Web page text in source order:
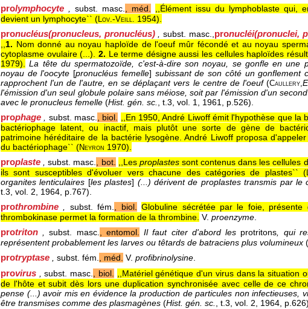
prolymphocyte , subst. masc., méd. ,,Élément issu du lymphoblaste qui,
devient un lymphocyte`` (Lov.-Veill. 1954).
pronucléus(pronucleus, pronucléus) , subst. masc.,pronucléi(pronuclei,
,,1. Nom donné au noyau haploïde de l'oeuf mûr fécondé et au noyau
cytoplasme ovulaire (...). 2. Le terme désigne aussi les cellules haploïdes
1979). La tête du spermatozoïde, c'est-à-dire son noyau, se gonfle en une
noyau de l'oocyte [pronucléus femelle] subissant de son côté un gonflement
rapprochent l'un de l'autre, en se déplaçant vers le centre de l'oeuf(Caullery,
l'émission d'un seul globule polaire sans méiose, soit par l'émission d'un
avec le pronucleus femelle (Hist. gén. sc., t.3, vol. 1, 1961, p.526).
prophage , subst. masc., biol. ,,En 1950, André Liwoff émit l'hypothèse que la
bactériophage latent, ou inactif, mais plutôt une sorte de gène de
patrimoine héréditaire de la bactérie lysogène. André Liwoff proposa
du bactériophage`` (Neyron 1970).
proplaste , subst. masc., bot. ,,Les proplastessont contenus dans les cellules
ils sont susceptibles d'évoluer vers chacune des catégories de plastes`` (
organites lenticulaires [les plastes] (...) dérivent de proplastes transmis par le
t.3, vol. 2, 1964, p.767).
prothrombine , subst. fém., biol. Globuline sécrétée par le foie,
thrombokinase permet la formation de la thrombine. V. proenzyme.
protriton , subst. masc., entomol. Il faut citer d'abord les protritons, qui
représentent probablement les larves ou têtards de batraciens plus volumineux (
protryptase , subst. fém., méd. V. profibrinolysine.
provirus , subst. masc., biol. ,,Matériel génétique d'un virus dans la situation
de l'hôte et subit dès lors une duplication synchronisée avec celle de ce
pense (...) avoir mis en évidence la production de particules non infectieuses,
être transmises comme des plasmagènes (Hist. gén. sc., t.3, vol. 2, 1964,